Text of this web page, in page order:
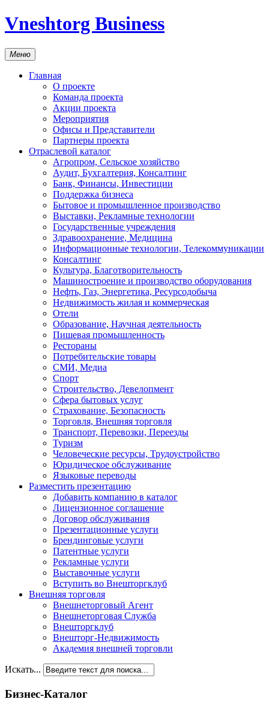
Vneshtorg Business
Меню
Главная
О проекте
Команда проекта
Акции проекта
Мероприятия
Офисы и Представители
Партнеры проекта
Отраслевой каталог
Агропром, Сельское хозяйство
Аудит, Бухгалтерия, Консалтинг
Банк, Финансы, Инвестиции
Поддержка бизнеса
Бытовое и промышленное производство
Выставки, Рекламные технологии
Государственные учреждения
Здравоохранение, Медицина
Информационные технологии, Телекоммуникации
Консалтинг
Культура, Благотворительность
Машиностроение и производство оборудования
Нефть, Газ, Энергетика, Ресурсодобыча
Недвижимость жилая и коммерческая
Отели
Образование, Научная деятельность
Пишевая промышленность
Рестораны
Потребительские товары
СМИ, Медиа
Спорт
Строительство, Девелопмент
Сфера бытовых услуг
Страхование, Безопасность
Торговля, Внешняя торговля
Транспорт, Перевозки, Переезды
Туризм
Человеческие ресурсы, Трудоустройство
Юридическое обслуживание
Языковые переводы
Разместить презентацию
Добавить компанию в каталог
Лицензионное соглашение
Договор обслуживания
Презентационные услуги
Брендинговые услуги
Патентные услуги
Рекламные услуги
Выставочные услуги
Вступить во Внешторгклуб
Внешняя торговля
Внешнеторговый Агент
Внешнеторговая Служба
Внешторгклуб
Внешторг-Недвижимость
Академия внешней торговли
Искать...
Бизнес-Каталог